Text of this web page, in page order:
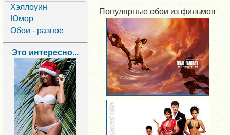
Хэллоуин
Юмор
Обои - разное
Это интересно...
Популярные обои из фильмов